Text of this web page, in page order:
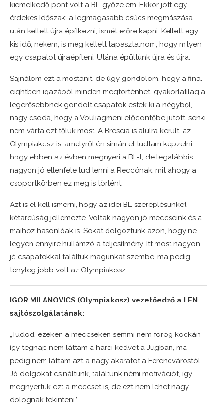
kiemelkedő pont volt a BL-győzelem. Ekkor jött egy
érdekes időszak: a legmagasabb csúcs megmászása
után kellett újra építkezni, ismét erőre kapni. Kellett egy
kis idő, nekem, is meg kellett tapasztalnom, hogy milyen
egy csapatot újraépíteni. Utána épültünk újra és újra.
Sajnálom ezt a mostanit, de úgy gondolom, hogy a final
eightben igazából minden megtörténhet, gyakorlatilag a
legerősebbnek gondolt csapatok estek ki a négyből,
nagy csoda, hogy a Vouliagmeni elődöntőbe jutott, senki
nem várta ezt tőlük most. A Brescia is alulra került, az
Olympiakosz is, amelyről én simán el tudtam képzelni,
hogy ebben az évben megnyeri a BL-t, de legalábbis
nagyon jó ellenfele tud lenni a Reccónak, mit ahogy a
csoportkörben ez meg is történt.
Azt is el kell ismerni, hogy az idei BL-szereplésünket
kétarcúság jellemezte. Voltak nagyon jó meccseink és a
maihoz hasonlóak is. Sokat dolgoztunk azon, hogy ne
legyen ennyire hullámzó a teljesítmény. Itt most nagyon
jó csapatokkal találtuk magunkat szembe, ma pedig
tényleg jobb volt az Olympiakosz.
IGOR MILANOVICS (Olympiakosz) vezetőedző a LEN
sajtószolgálatának:
„Tudod, ezeken a meccseken semmi nem forog kockán,
így tegnap nem láttam a harci kedvet a Jugban, ma
pedig nem láttam azt a nagy akaratot a Ferencvárostól.
Jó dolgokat csináltunk, találtunk némi motivációt, így
megnyertük ezt a meccset is, de ezt nem lehet nagy
dolognak tekinteni.”